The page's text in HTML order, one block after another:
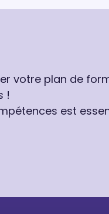
votre plan de
!
est